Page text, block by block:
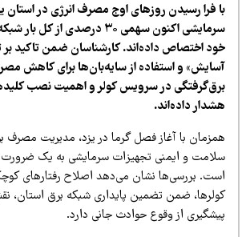
فرا رسیدن روزهای اوج مصرف انرژی در استان یزد،
سرمایشی اکنون سهمی ۳۰ درصدی از کل بار
اختصاص داده‌اند. کارشناسان ضمن تاکید بر
و استفاده از سایه‌بان‌ها برای کاهش مصرف،
در سرویس کولر و اهمیت نصب کلیدهای
داده‌اند.
با آغاز فصل گرما در یزد، مدیریت مصرف برق و
و ایمنی تجهیزات سرمایشی به یک ضرورت
بررسی‌ها نشان می‌دهد اصلاح رفتارهای کوچک در
ضمن تضمین پایداری شبکه برق استان، نقش
از وقوع حوادث جانی دارد.